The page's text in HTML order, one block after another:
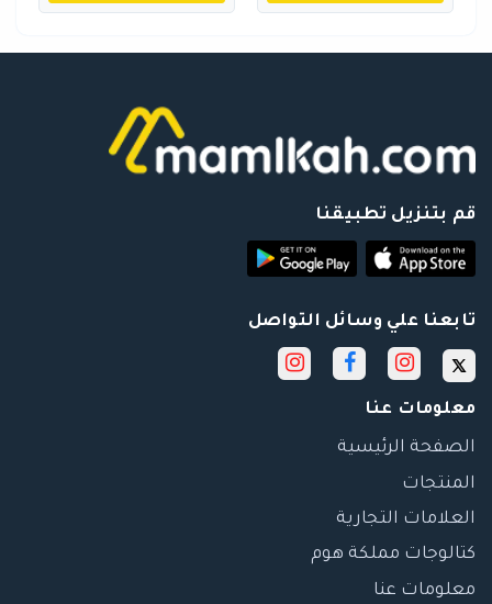
قم بتنزيل تطبيقنا
تابعنا علي وسائل التواصل
معلومات عنا
الصفحة الرئيسية
المنتجات
العلامات التجارية
كتالوجات مملكة هوم
معلومات عنا